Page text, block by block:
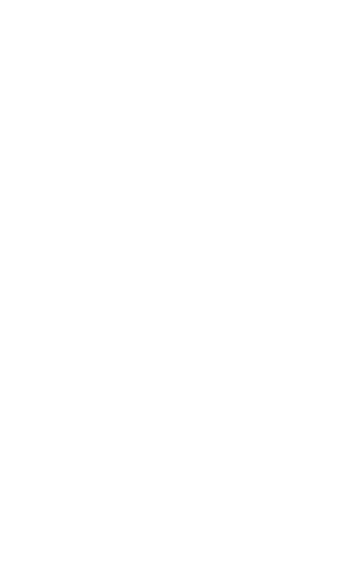
种诡怪幻象阻碍，
命”等一连串妖异事件，张天盛虽被种种诡怪幻象
什么：父母享受的中产生活、哥哥向往的名校前途